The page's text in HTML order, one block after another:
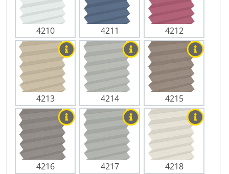
4210 4211 4212
4213 4214 4215
4216 4217 4218